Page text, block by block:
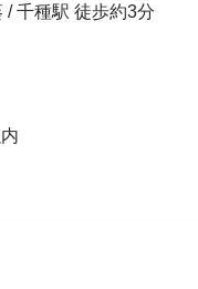
/ 千種駅 徒歩約3分